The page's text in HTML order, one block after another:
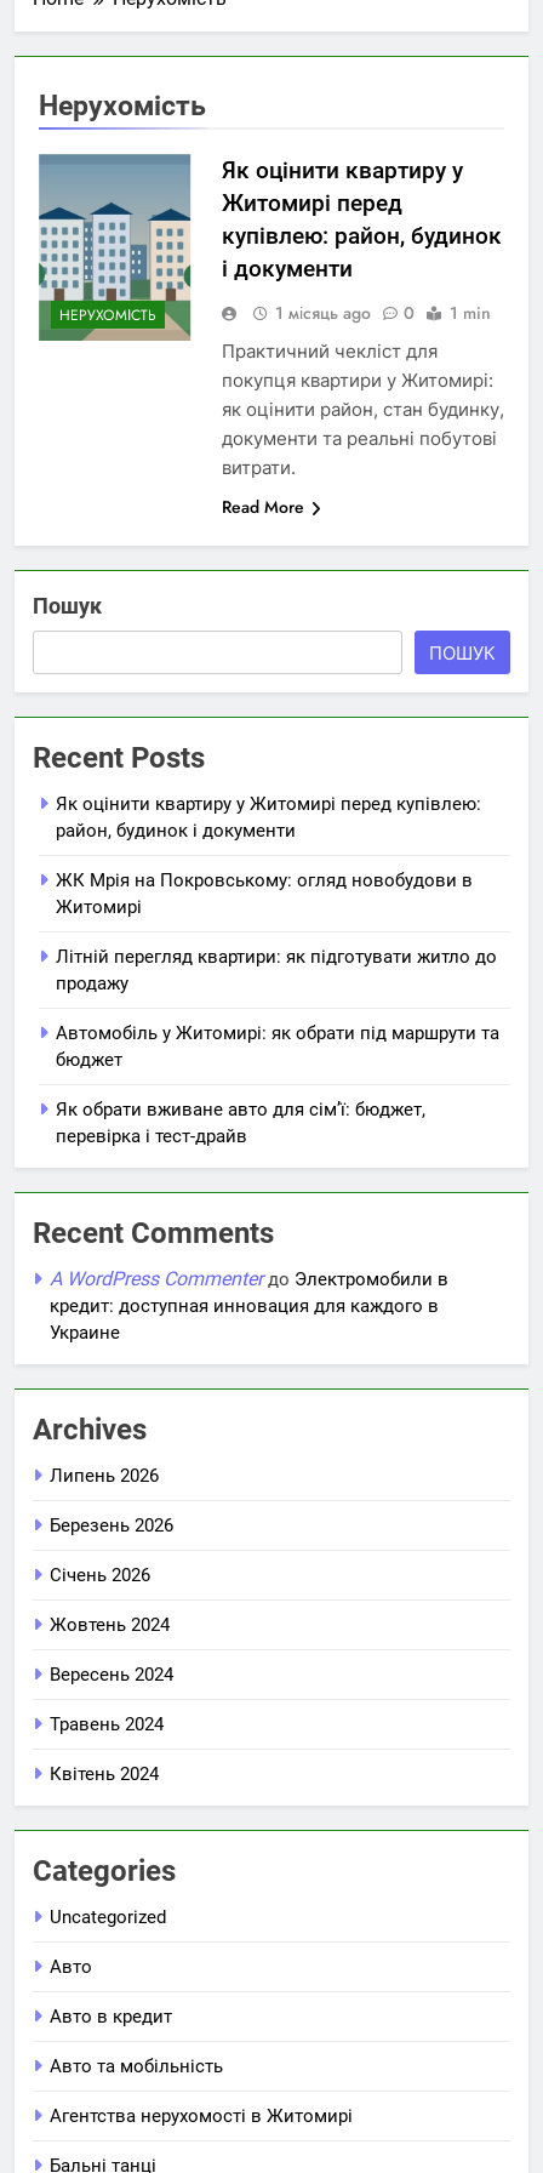
Нерухомість
НЕРУХОМІСТЬ
Як оцінити квартиру у
Житомирі перед
купівлею: район, будинок
і документи
1 місяць ago 0 1 min
Практичний чекліст для
покупця квартири у Житомирі:
як оцінити район, стан будинку,
документи та реальні побутові
витрати.
Read More
Пошук
ПОШУК
Recent Posts
Як оцінити квартиру у Житомирі перед купівлею:
район, будинок і документи
ЖК Мрія на Покровському: огляд новобудови в
Житомирі
Літній перегляд квартири: як підготувати житло до
продажу
Автомобіль у Житомирі: як обрати під маршрути та
бюджет
Як обрати вживане авто для сім’ї: бюджет,
перевірка і тест-драйв
Recent Comments
A WordPress Commenterдо Электромобили в
кредит: доступная инновация для каждого в
Украине
Archives
Липень 2026
Березень 2026
Січень 2026
Жовтень 2024
Вересень 2024
Травень 2024
Квітень 2024
Categories
Uncategorized
Авто
Авто в кредит
Авто та мобільність
Агентства нерухомості в Житомирі
Бальні танці